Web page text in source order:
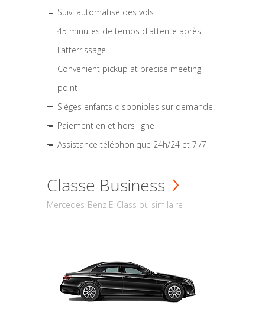
Suivi automatisé des vols
45 minutes de temps d'attente après
l'atterrissage
Convenient pickup at precise meeting
point
Sièges enfants disponibles sur demande.
Paiement en et hors ligne
Assistance téléphonique 24h/24 et 7j/7
Classe Business
Mercedes-Benz E-Class ou similaire